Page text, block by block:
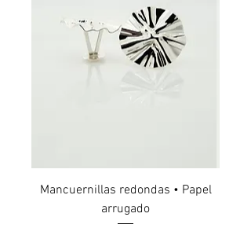
Mancuernillas redondas • Papel
arrugado